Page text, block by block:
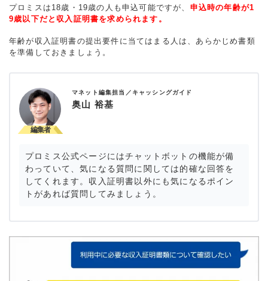
プロミスは18歳・19歳の人も申込可能ですが、 申込時の年齢が1
9歳以下だと収入証明書を求められます。
年齢が収入証明書の提出要件に当てはまる人は、あらかじめ書類
を準備しておきましょう。
マネット編集担当／キャッシングガイド
奥山 裕基
プロミス公式ページにはチャットボットの機能が備
わっていて、気になる質問に関しては的確な回答を
してくれます。収入証明書以外にも気になるポイン
トがあれば質問してみましょう。